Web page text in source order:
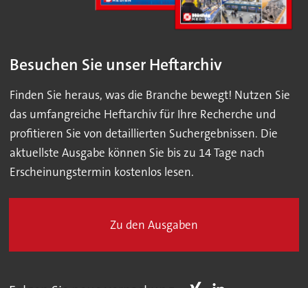
Besuchen Sie unser Heftarchiv
Finden Sie heraus, was die Branche bewegt! Nutzen Sie
das umfangreiche Heftarchiv für Ihre Recherche und
profitieren Sie von detaillierten Suchergebnissen. Die
aktuellste Ausgabe können Sie bis zu 14 Tage nach
Erscheinungstermin kostenlos lesen.
Zu den Ausgaben